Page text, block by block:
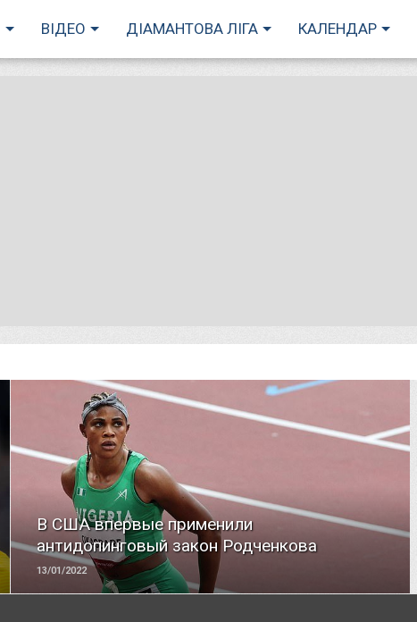
ВІДЕО ДІАМАНТОВА ЛІГА КАЛЕНДАР
В США впервые применили
антидопинговый закон Родченкова
13/01/2022